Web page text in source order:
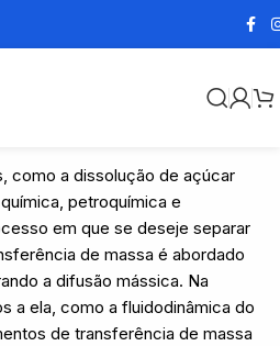
como a dissolução de açúcar
petroquímica e
em que se deseje separar
de massa é abordado
a difusão mássica. Na
a ela, como a fluidodinâmica do
de transferência de massa